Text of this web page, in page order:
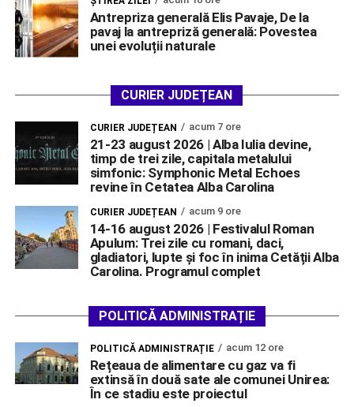
Antrepriza generală Elis Pavaje, De la
pavaj la antrepriză generală: Povestea
unei evoluții naturale
CURIER JUDEȚEAN
CURIER JUDEȚEAN acum 7 ore
21-23 august 2026 | Alba Iulia devine,
timp de trei zile, capitala metalului
simfonic: Symphonic Metal Echoes
revine în Cetatea Alba Carolina
CURIER JUDEȚEAN acum 9 ore
14-16 august 2026 | Festivalul Roman
Apulum: Trei zile cu romani, daci,
gladiatori, lupte și foc în inima Cetății Alba
Carolina. Programul complet
POLITICĂ ADMINISTRAȚIE
POLITICĂ ADMINISTRAȚIE acum 12 ore
Rețeaua de alimentare cu gaz va fi
extinsă în două sate ale comunei Unirea:
În ce stadiu este proiectul